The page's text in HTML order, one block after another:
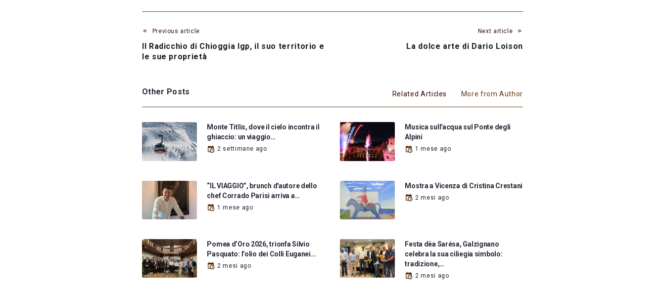
Previous article
Il Radicchio di Chioggia Igp, il suo territorio e
le sue proprietà
Next article
La dolce arte di Dario Loison
Other Posts Related Articles More from Author
Monte Titlis, dove il cielo incontra il
ghiaccio: un viaggio…
2 settimane ago
Musica sull'acqua sul Ponte degli
Alpini
1 mese ago
“IL VIAGGIO”, brunch d'autore dello
chef Corrado Parisi arriva a…
1 mese ago
Mostra a Vicenza di Cristina Crestani
2 mesi ago
Pomea d’Oro 2026, trionfa Silvio
Pasquato: l’olio dei Colli Euganei…
2 mesi ago
Festa dèa Sarésa, Galzignano
celebra la sua ciliegia simbolo:
tradizione,…
2 mesi ago